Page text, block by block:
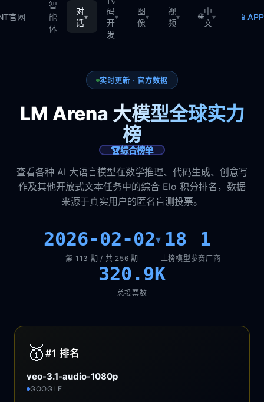
官网
智
能
体
对
话
▾
码
开
发
▾
图
像
▾
视
频
▾ 🌐
中
文
▾ 📱
实时更新 · 官方数据
LM Arena 大模型全球实力
榜
🏆综合榜单
查看各种 AI 大语言模型在数学推理、代码生成、创意写
作及其他开放式文本任务中的综合 Elo 积分排名，数据
来源于真实用户的匿名盲测投票。
2026-02-02▾
第 113 期 / 共 256 期
18
上榜模型
1
参赛厂商
320.9K
总投票数
🥇 #1排名
veo-3.1-audio-1080p
GOOGLE